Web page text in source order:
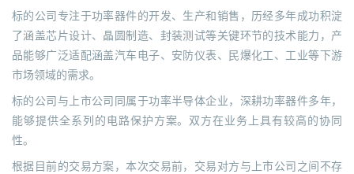
标的公司专注于功率器件的开发、生产和销售，历经多年成功积淀
了涵盖芯片设计、晶圆制造、封装测试等关键环节的技术能力，产
品能够广泛适配涵盖汽车电子、安防仪表、民爆化工、工业等下游
市场领域的需求。
标的公司与上市公司同属于功率半导体企业，深耕功率器件多年，
能够提供全系列的电路保护方案。双方在业务上具有较高的协同
性。
根据目前的交易方案，本次交易前，交易对方与上市公司之间不存